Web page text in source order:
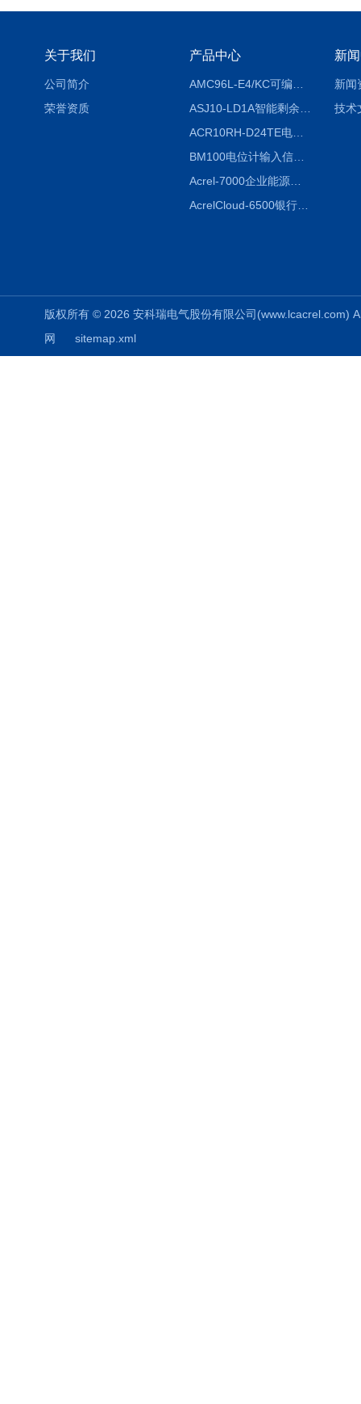
关于我们
公司简介
荣誉资质
产品中心
ACR10RH-D24TE电力仪表外置开口式互感器
BM100电位计输入信号隔离器
Acrel-7000企业能源管控平台
AcrelCloud-6500银行业安全用电能耗云平台
新
新闻
技术
版权所有 © 2026 安科瑞电气股份有限公司
网
sitemap.xml